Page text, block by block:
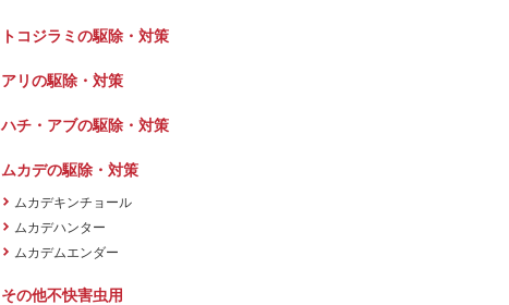
トコジラミの駆除・対策
アリの駆除・対策
ハチ・アブの駆除・対策
ムカデの駆除・対策
ムカデキンチョール
ムカデハンター
ムカデムエンダー
その他不快害虫用